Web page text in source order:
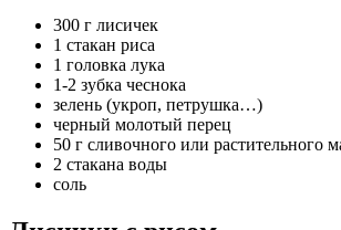
300 г лисичек
1 стакан риса
1 головка лука
1-2 зубка чеснока
зелень (укроп, петрушка…)
черный молотый перец
50 г сливочного или растительного
2 стакана воды
соль